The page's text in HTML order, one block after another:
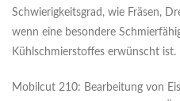
Schwierigkeitsgrad, wie Fräsen,
wenn eine besondere
Kühlschmierstoffes erwünscht ist.
Mobilcut 210: Bearbeitung von